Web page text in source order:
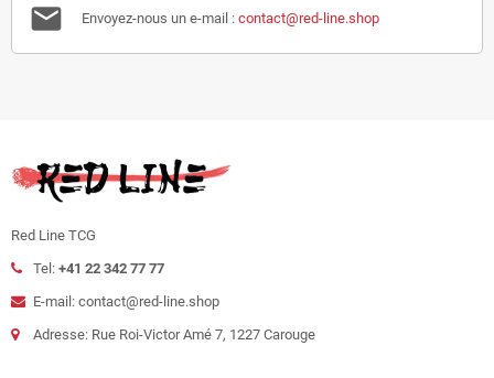
mail Envoyez-nous un e-mail : contact@red-line.shop
Red Line TCG
Tel: +41 22 342 77 77
E-mail: contact@red-line.shop
Adresse: Rue Roi-Victor Amé 7, 1227 Carouge